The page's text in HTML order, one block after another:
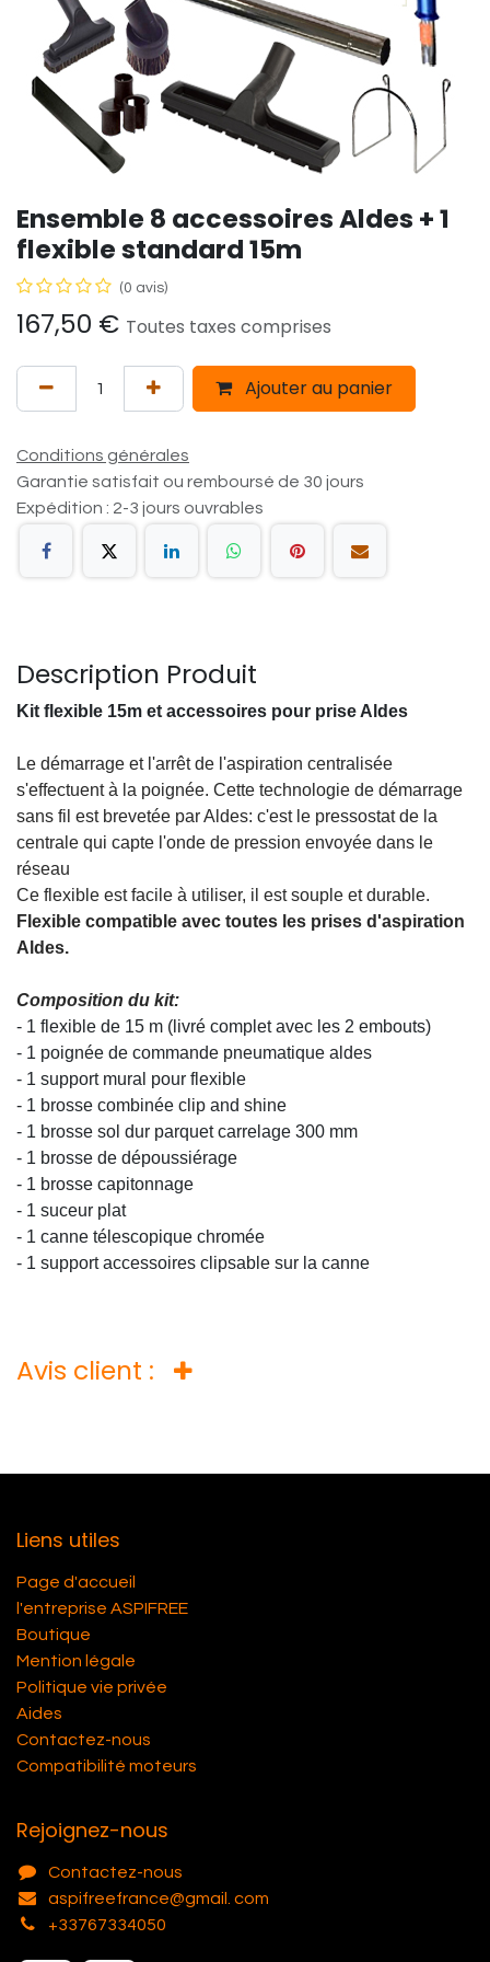
Ensemble 8 accessoires Aldes + 1
flexible standard 15m
(0 avis)
167,50 € Toutes taxes comprises
Ajouter au panier
Conditions générales
Garantie satisfait ou remboursé de 30 jours
Expédition : 2-3 jours ouvrables
Description Produit
Kit flexible 15m et accessoires pour prise Aldes
Le démarrage et l'arrêt de l'aspiration centralisée
s'effectuent à la poignée. Cette technologie de démarrage
sans fil est brevetée par Aldes: c'est le pressostat de la
centrale qui capte l'onde de pression envoyée dans le
réseau
Ce flexible est facile à utiliser, il est souple et durable.
Flexible compatible avec toutes les prises d'aspiration
Aldes.
Composition du kit:
- 1 flexible de 15 m (livré complet avec les 2 embouts)
- 1 poignée de commande pneumatique aldes
- 1 support mural pour flexible
- 1 brosse combinée clip and shine
- 1 brosse sol dur parquet carrelage 300 mm
- 1 brosse de dépoussiérage
- 1 brosse capitonnage
- 1 suceur plat
- 1 canne télescopique chromée
- 1 support accessoires clipsable sur la canne
Avis client :
Liens utiles
Page d'accueil
l'entreprise ASPIFREE
Boutique
Mention légale
Politique vie privée
Aides
Contactez-nous
Compatibilité moteurs
Rejoignez-nous
Contactez-nous
aspifreefrance@gmail. com
+33767334050